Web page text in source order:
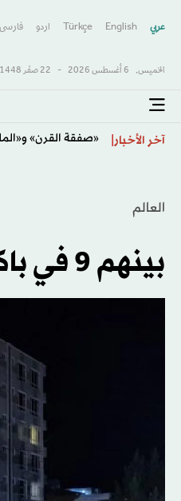
عربي English
Türkçe اردو فارسى
الخميس, 6 أغسطس 2026 - 22 صفَر 1448 هـ
آخر الأخبار «صفقة القرن»
العالم
بينهم 9 في باكستان... مقتل 13 شخصاً بزلزال أفغانستان